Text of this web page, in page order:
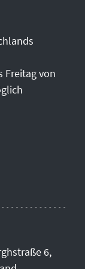
Freitag von
6,